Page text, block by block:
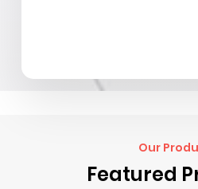
Our
Featured